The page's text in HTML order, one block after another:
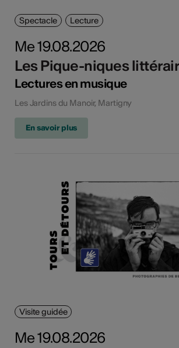
Spectacle Lecture
Me 19.08.2026
Les Pique-niques
Lectures en musique
Les Jardins du Manoir, Martigny
En savoir plus
Visite guidée
Me 19.08.2026